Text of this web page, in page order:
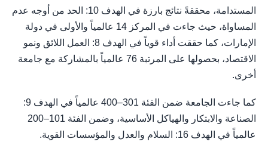
المستدامة، محققةً نتائج بارزة في الهدف 10: الحد من أوجه عدم
المساواة، حيث جاءت في المركز 14 عالمياً والأولى في دولة
الإمارات، كما حققت أداء قوياً في الهدف 8: العمل اللائق ونمو
الاقتصاد، بحصولها على المرتبة 76 عالمياً بالمشاركة مع جامعة
أخرى.
كما جاءت الجامعة ضمن الفئة 301–400 عالمياً في الهدف 9:
الصناعة والابتكار والهياكل الأساسية، وضمن الفئة 101–200
عالمياً في الهدف 16: السلام والعدل والمؤسسات القوية.